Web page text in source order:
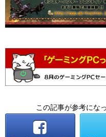
この記事が参考にな